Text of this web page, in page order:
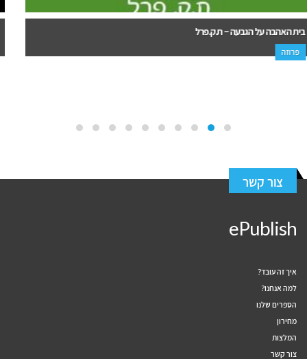
מעגל הברקת – ליאורה רוזנמן
פרוזה, מתח ופעולה
צור קשר
ePublish
איך זה עובד?
למה אנחנו?
הספרים שלנו
מחירון
המלצות
צור קשר